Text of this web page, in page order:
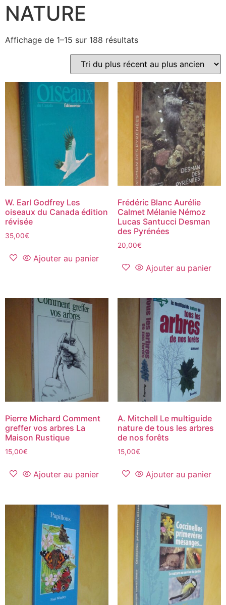
NATURE
Affichage de 1–15 sur 188 résultats
W. Earl Godfrey Les
oiseaux du Canada édition
révisée
35,00€
Ajouter au panier
Frédéric Blanc Aurélie
Calmet Mélanie Némoz
Lucas Santucci Desman
des Pyrénées
20,00€
Ajouter au panier
Pierre Michard Comment
greffer vos arbres La
Maison Rustique
15,00€
Ajouter au panier
A. Mitchell Le multiguide
nature de tous les arbres
de nos forêts
15,00€
Ajouter au panier